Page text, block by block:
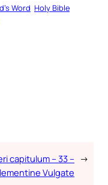
Word Holy Bible
capitulum – 33 –
Vulgate
→